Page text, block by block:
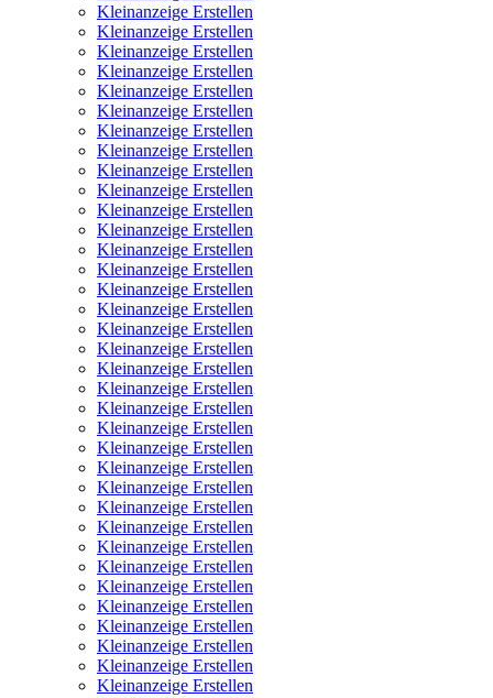
Kleinanzeige Erstellen
Kleinanzeige Erstellen
Kleinanzeige Erstellen
Kleinanzeige Erstellen
Kleinanzeige Erstellen
Kleinanzeige Erstellen
Kleinanzeige Erstellen
Kleinanzeige Erstellen
Kleinanzeige Erstellen
Kleinanzeige Erstellen
Kleinanzeige Erstellen
Kleinanzeige Erstellen
Kleinanzeige Erstellen
Kleinanzeige Erstellen
Kleinanzeige Erstellen
Kleinanzeige Erstellen
Kleinanzeige Erstellen
Kleinanzeige Erstellen
Kleinanzeige Erstellen
Kleinanzeige Erstellen
Kleinanzeige Erstellen
Kleinanzeige Erstellen
Kleinanzeige Erstellen
Kleinanzeige Erstellen
Kleinanzeige Erstellen
Kleinanzeige Erstellen
Kleinanzeige Erstellen
Kleinanzeige Erstellen
Kleinanzeige Erstellen
Kleinanzeige Erstellen
Kleinanzeige Erstellen
Kleinanzeige Erstellen
Kleinanzeige Erstellen
Kleinanzeige Erstellen
Kleinanzeige Erstellen